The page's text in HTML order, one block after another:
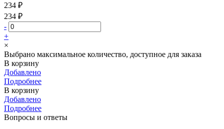
234 ₽
234 ₽
-
+
×
Выбрано максимальное количество, доступное для заказа
В корзину
Добавлено
Подробнее
В корзину
Добавлено
Подробнее
Вопросы и ответы